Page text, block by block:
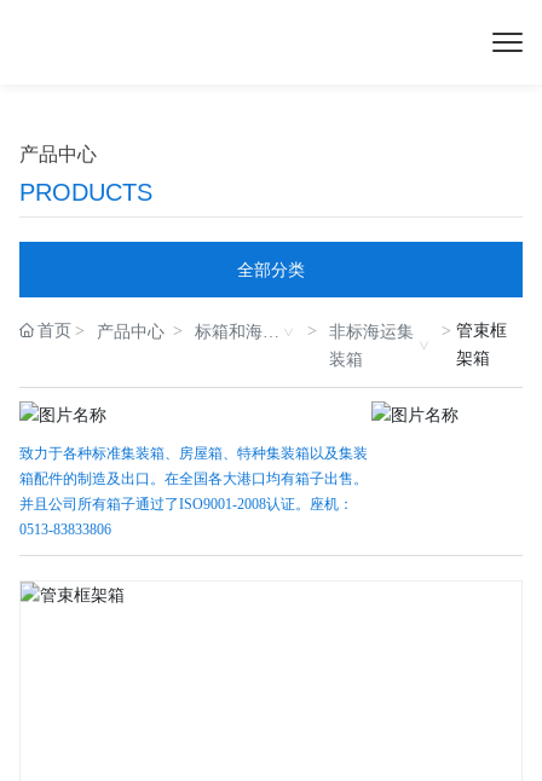
产品中心
PRODUCTS
全部分类
首页 产品中心
标箱和海运
非标海运集
装箱
管束框
架箱
致力于各种标准集装箱、房屋箱、特种集装箱以及集装
箱配件的制造及出口。在全国各大港口均有箱子出售。
并且公司所有箱子通过了ISO9001-2008认证。座机：
0513-83833806